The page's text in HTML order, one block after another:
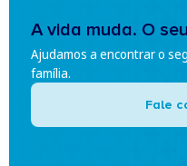
A vida muda. O
Ajudamos a encontrar o
família.
Fale